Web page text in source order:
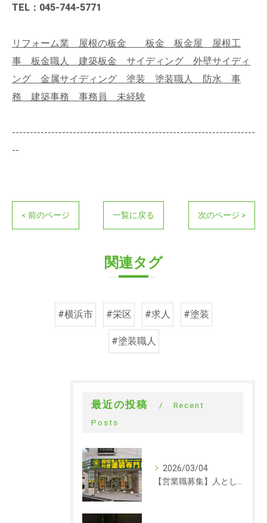
TEL：045-744-5771
リフォーム業 屋根の板金 板金 板金屋 屋根工
事 板金職人 建築板金 サイディング 外壁サイディ
ング 金属サイディング 塗装 塗装職人 防水 事
務 建築事務 事務員 未経験
--------------------------------------------------------------------
--
< 前のページ 一覧に戻る 次のページ >
関連タグ
#横浜市 #栄区 #求人 #塗装
#塗装職人
最近の投稿
Recent
Posts
2026/03/04